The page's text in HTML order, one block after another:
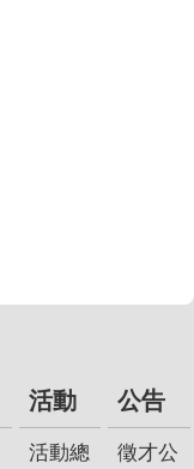
活動
活動總
公告
徵才公